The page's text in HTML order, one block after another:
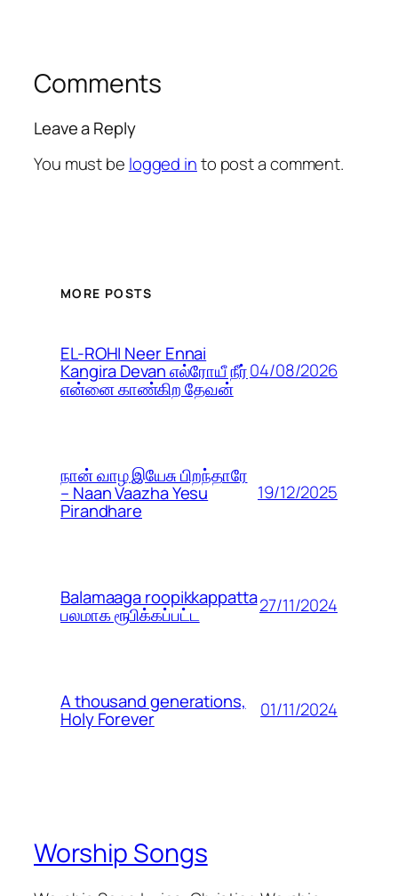
Comments
Leave a Reply
You must be logged into post a comment.
MORE POSTS
EL-ROHI Neer Ennai
Kangira Devan எல்ரோயீ நீர்
என்னை காண்கிற தேவன்
04/08/2026
நான் வாழ இயேசு பிறந்தாரே
– Naan Vaazha Yesu
Pirandhare
19/12/2025
Balamaaga roopikkappatta
பலமாக ரூபிக்கப்பட்ட 27/11/2024
A thousand generations,
Holy Forever 01/11/2024
Worship Songs